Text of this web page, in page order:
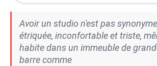
Avoir un studio n'est pas
étriquée, inconfortable et triste,
habite dans un immeuble de
barre comme